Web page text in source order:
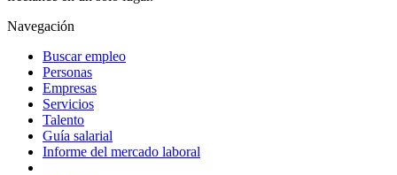
Navegación
Buscar empleo
Personas
Empresas
Servicios
Talento
Guía salarial
Informe del mercado laboral